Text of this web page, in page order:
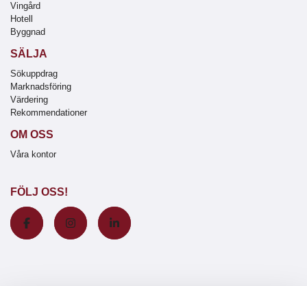
Vingård
Hotell
Byggnad
SÄLJA
Sökuppdrag
Marknadsföring
Värdering
Rekommendationer
OM OSS
Våra kontor
FÖLJ OSS!